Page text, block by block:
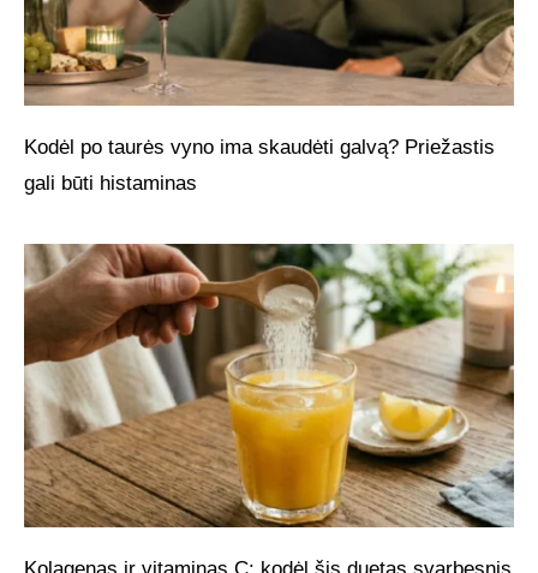
Kodėl po taurės vyno ima skaudėti galvą? Priežastis
gali būti histaminas